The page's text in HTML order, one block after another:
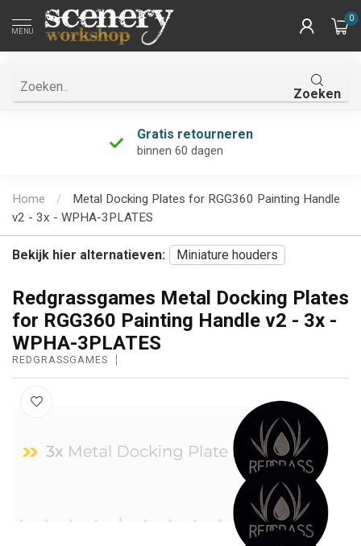
MENU
0
Zoeken
Gratis retourneren
binnen 60 dagen
Home /
Metal Docking Plates for RGG360 Painting Handle
v2 - 3x - WPHA-3PLATES
Bekijk hier alternatieven: Miniature houders
Redgrassgames Metal Docking Plates
for RGG360 Painting Handle v2 - 3x -
WPHA-3PLATES
REDGRASSGAMES